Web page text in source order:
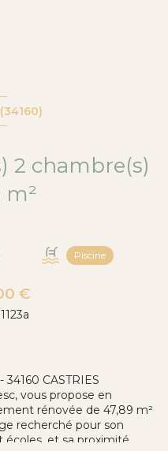
47.89 m²
Piscine
€
CASTRIES
vous propose en
rénovée de 47,89 m²
recherché pour son
écoles, et sa proximité